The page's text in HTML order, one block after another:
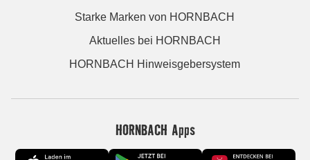
Starke Marken von HORNBACH
Aktuelles bei HORNBACH
HORNBACH Hinweisgebersystem
HORNBACH Apps